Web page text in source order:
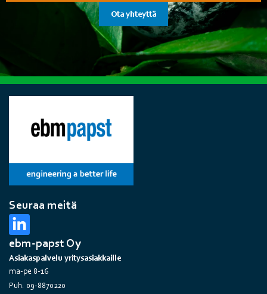
Ota yhteyttä
Seuraa meitä
ebm-papst Oy
Asiakaspalvelu yritysasiakkaille
ma-pe 8-16
Puh. 09-8870220